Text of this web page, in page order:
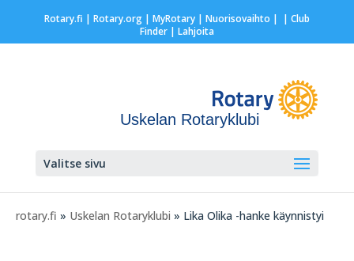
Rotary.fi | Rotary.org| MyRotary | Nuorisovaihto | | Club
Finder| Lahjoita
Uskelan Rotaryklubi
Valitse sivu
rotary.fi » Uskelan Rotaryklubi » Lika Olika -hanke käynnistyi